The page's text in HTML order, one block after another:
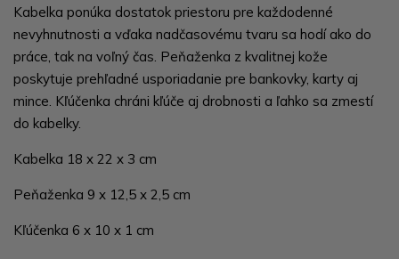
Kabelka ponúka dostatok priestoru pre každodenné
nevyhnutnosti a vďaka nadčasovému tvaru sa hodí ako do
práce, tak na voľný čas. Peňaženka z kvalitnej kože
poskytuje prehľadné usporiadanie pre bankovky, karty aj
mince. Kľúčenka chráni kľúče aj drobnosti a ľahko sa zmestí
do kabelky.
Kabelka 18 x 22 x 3 cm
Peňaženka 9 x 12,5 x 2,5 cm
Kľúčenka 6 x 10 x 1 cm